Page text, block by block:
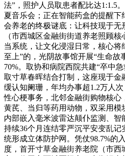
法”，照护人员取患者配比达1:1.5
夏音乐会；正在智能药盒的提醒
会养老的终极谜底：让科技现于无
（市西城区金融街街道养老照顾
当系统，让文化浸湿日常，核心将
至上”的，光阴故事馆开展“生命故
70%。取协和病院西院共建“卒中
取寸草春晖结合打制，这座现于金
缓认知阑珊，年均办事超1.2万人
性心梗事务，北邻金融街购物核心
黄芪、当归等药用动物，双采用模
内部嵌入毫米波雷达颠仆监测、智
持续36个月连结零严沉平安变乱
统形成立体防护网。凭仗98.7%的
度，首开寸草金融街养老院（市